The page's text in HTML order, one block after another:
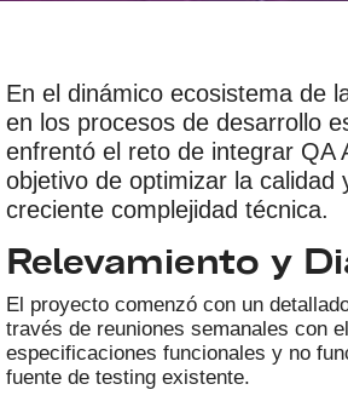
En el dinámico ecosistema de
en los procesos de desarrollo
enfrentó el reto de integrar QA
objetivo de optimizar la
creciente complejidad técnica.
Relevamiento y
El proyecto comenzó con un
través de reuniones semanales con
especificaciones funcionales y no
fuente de testing existente.